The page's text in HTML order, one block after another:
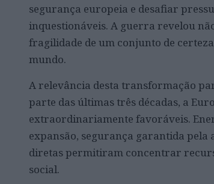
segurança europeia e desafiar
inquestionáveis. A guerra revelou
fragilidade de um conjunto de
mundo.
A relevância desta transformação
parte das últimas três décadas, a
extraordinariamente favoráveis.
expansão, segurança garantida
diretas permitiram concentrar
social.